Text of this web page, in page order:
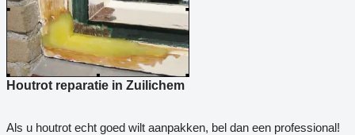
Houtrot reparatie in Zuilichem
Als u houtrot echt goed wilt aanpakken, bel dan een professional!